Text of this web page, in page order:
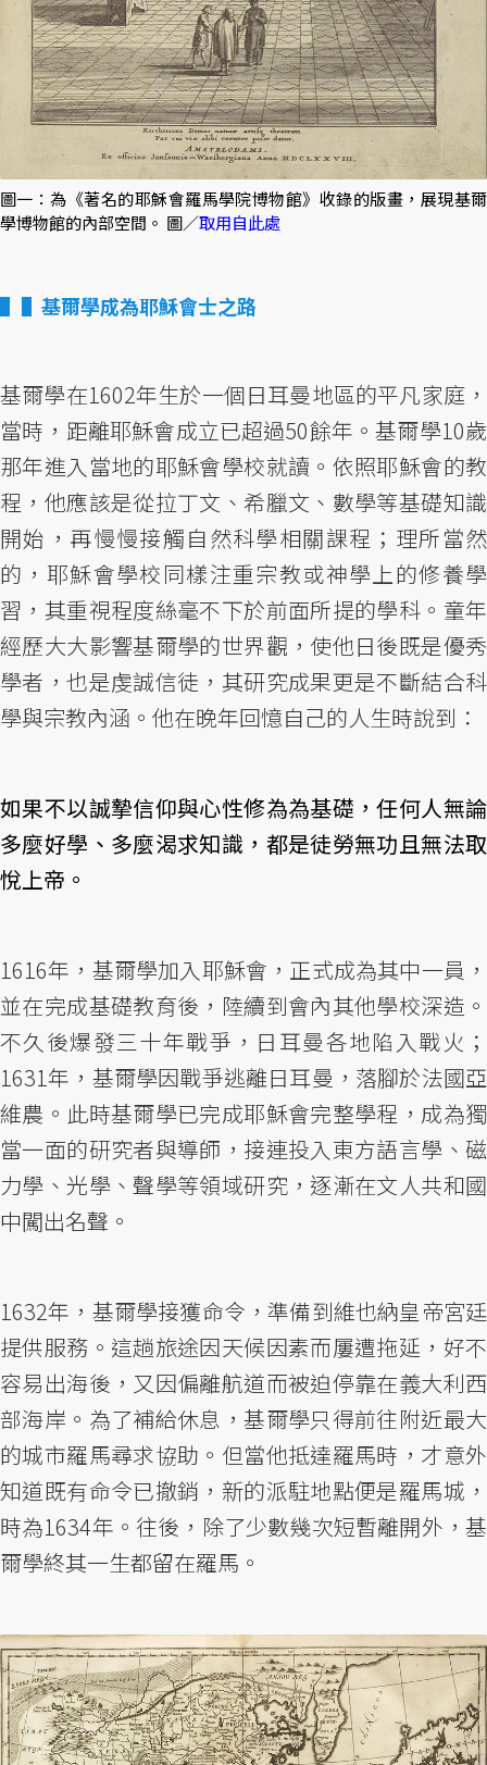
圖一：為《著名的耶穌會羅馬學院博物館》收錄的版畫，展現基爾
學博物館的內部空間。 圖／取用自此處
▌基爾學成為耶穌會士之路
基爾學在1602年生於一個日耳曼地區的平凡家庭，
當時，距離耶穌會成立已超過50餘年。基爾學10歲
那年進入當地的耶穌會學校就讀。依照耶穌會的教
程，他應該是從拉丁文、希臘文、數學等基礎知識
開始，再慢慢接觸自然科學相關課程；理所當然
的，耶穌會學校同樣注重宗教或神學上的修養學
習，其重視程度絲毫不下於前面所提的學科。童年
經歷大大影響基爾學的世界觀，使他日後既是優秀
學者，也是虔誠信徒，其研究成果更是不斷結合科
學與宗教內涵。他在晚年回憶自己的人生時說到：
如果不以誠摯信仰與心性修為為基礎，任何人無論
多麼好學、多麼渴求知識，都是徒勞無功且無法取
悅上帝。
1616年，基爾學加入耶穌會，正式成為其中一員，
並在完成基礎教育後，陸續到會內其他學校深造。
不久後爆發三十年戰爭，日耳曼各地陷入戰火；
1631年，基爾學因戰爭逃離日耳曼，落腳於法國亞
維農。此時基爾學已完成耶穌會完整學程，成為獨
當一面的研究者與導師，接連投入東方語言學、磁
力學、光學、聲學等領域研究，逐漸在文人共和國
中闖出名聲。
1632年，基爾學接獲命令，準備到維也納皇帝宮廷
提供服務。這趟旅途因天候因素而屢遭拖延，好不
容易出海後，又因偏離航道而被迫停靠在義大利西
部海岸。為了補給休息，基爾學只得前往附近最大
的城市羅馬尋求協助。但當他抵達羅馬時，才意外
知道既有命令已撤銷，新的派駐地點便是羅馬城，
時為1634年。往後，除了少數幾次短暫離開外，基
爾學終其一生都留在羅馬。